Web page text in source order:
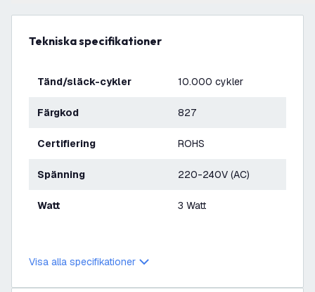
Tekniska specifikationer
Tänd/släck-cykler 10.000 cykler
Färgkod 827
Certifiering ROHS
Spänning 220-240V (AC)
Watt 3 Watt
Visa alla specifikationer